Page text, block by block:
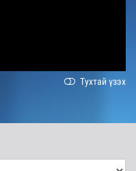
Тухтай үзэх